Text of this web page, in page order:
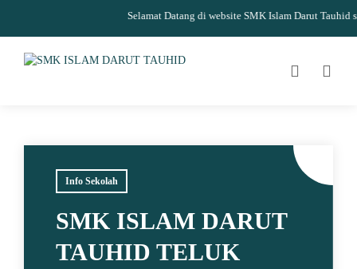
Selamat Datang di website SMK Islam Darut Tauhid
Info Sekolah
SMK ISLAM DARUT
TAUHID TELUK